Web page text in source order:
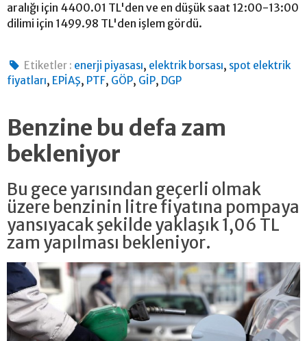
aralığı için 4400.01 TL'den ve en düşük saat 12:00-13:00
dilimi için 1499.98 TL'den işlem gördü.
Etiketler : enerji piyasası, elektrik borsası, spot elektrik
fiyatları, EPİAŞ, PTF, GÖP, GİP, DGP
Benzine bu defa zam
bekleniyor
Bu gece yarısından geçerli olmak
üzere benzinin litre fiyatına pompaya
yansıyacak şekilde yaklaşık 1,06 TL
zam yapılması bekleniyor.